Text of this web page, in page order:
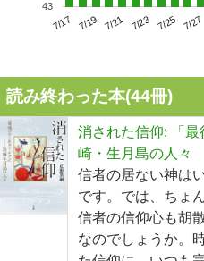
7/17 7/19 7/21 7/23 7/25 7/27
43
読み終わった本(44冊)
消された信仰: 「
崎・生月島の人々
信者の居ない神は
です。では、ちょ
信者の信仰心も胡
なのでしょうか。